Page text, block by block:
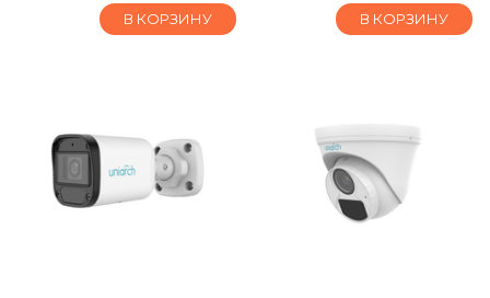
В КОРЗИНУ В КОРЗИНУ